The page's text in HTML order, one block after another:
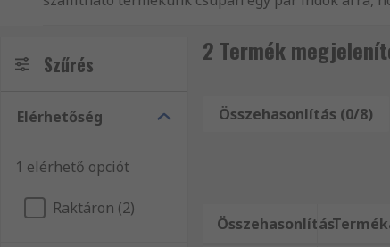
vizsgáló- és biztonsági berendezések, mint pl.
termékeket vagy szolgáltatásainkat illető kérdései
rendel, mindenképpen részesülhet másnapi
megfelelő termékeket. Az RS CHY Firemate
termékekre vonatkozó kérdései vannak, forduljon
Szűrés
Elérhetőség
1 elérhető opciót
Raktáron (2)
2 Termék
Összehasonlítás (0/8)
Összehasonlítás